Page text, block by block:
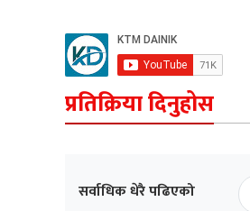
प्रतिक्रिया दिनुहोस
सर्वाधिक धेरै पढिएको